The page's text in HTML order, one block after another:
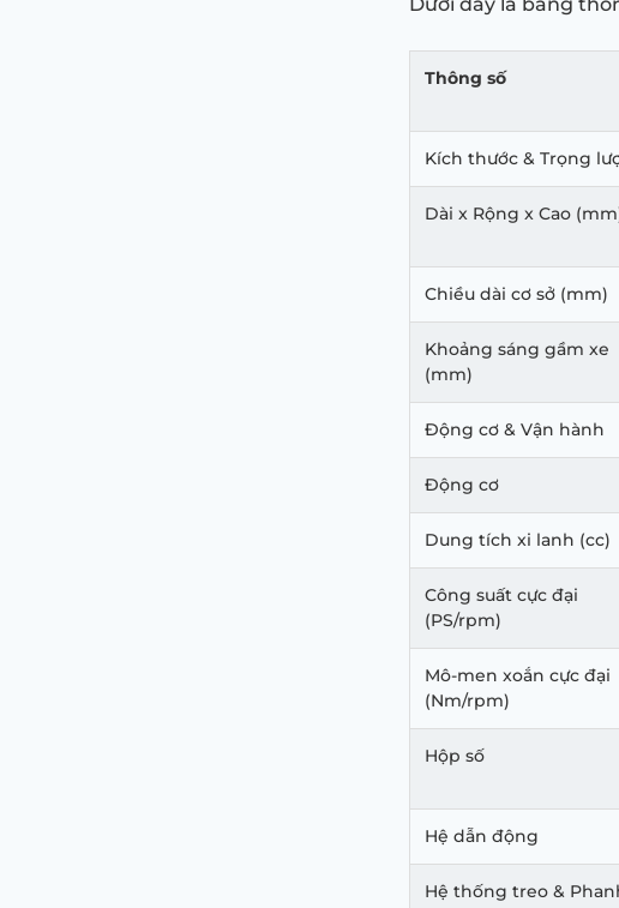
Thông số
Kích thước & Trọng
Dài x Rộng x Cao
Chiều dài cơ sở (mm)
Khoảng sáng gầm xe
(mm)
Động cơ & Vận hành
Động cơ
Dung tích xi lanh (cc)
Công suất cực đại
(PS/rpm)
Mô-men xoắn cực đại
(Nm/rpm)
Hộp số
Hệ dẫn động
Hệ thống treo &